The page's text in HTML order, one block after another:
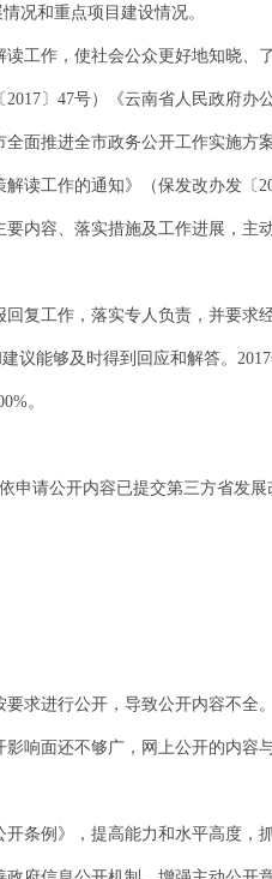
况和重点项目建设情况。
工作，使社会公众更好地知晓、
〕47号）《云南省人民政府办
面推进全市政务公开工作实施方
读工作的通知》（保发改办发〔
内容、落实措施及工作进展，主
复工作，落实专人负责，并要求
议能够及时得到回应和解答。
。
申请公开内容已提交第三方省发
求进行公开，导致公开内容不全
响面还不够广，网上公开的内容
条例》，提高能力和水平高度，